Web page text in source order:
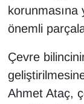
korunmasına
önemli
Çevre
Ahmet Ataç,